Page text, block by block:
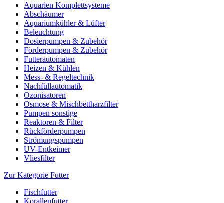
Aquarien Komplettsysteme
Abschäumer
Aquariumkühler & Lüfter
Beleuchtung
Dosierpumpen & Zubehör
Förderpumpen & Zubehör
Futterautomaten
Heizen & Kühlen
Mess- & Regeltechnik
Nachfüllautomatik
Ozonisatoren
Osmose & Mischbettharzfilter
Pumpen sonstige
Reaktoren & Filter
Rückförderpumpen
Strömungspumpen
UV-Entkeimer
Vliesfilter
Zur Kategorie Futter
Fischfutter
Korallenfutter